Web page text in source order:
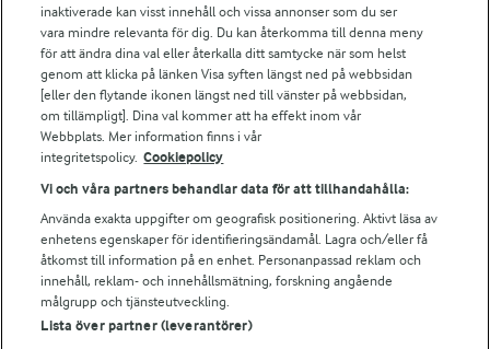
Arla webbshop
Bildbank
Följ oss
© 2026 Arla Foods
inaktiverade kan visst innehåll och vissa annonser som du ser
vara mindre relevanta för dig. Du kan återkomma till denna meny
för att ändra dina val eller återkalla ditt samtycke när som helst
genom att klicka på länken Visa syften längst ned på webbsidan
[eller den flytande ikonen längst ned till vänster på webbsidan,
om tillämpligt]. Dina val kommer att ha effekt inom vår
Webbplats. Mer information finns i vår
integritetspolicy. Cookiepolicy
Vi och våra partners behandlar data för att tillhandahålla:
Använda exakta uppgifter om geografisk positionering. Aktivt läsa av
enhetens egenskaper för identifieringsändamål. Lagra och/eller få
åtkomst till information på en enhet. Personanpassad reklam och
innehåll, reklam- och innehållsmätning, forskning angående
målgrupp och tjänsteutveckling.
Lista över partner (leverantörer)